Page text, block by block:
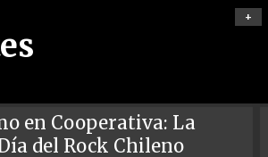
+
en Cooperativa: La
del Rock Chileno